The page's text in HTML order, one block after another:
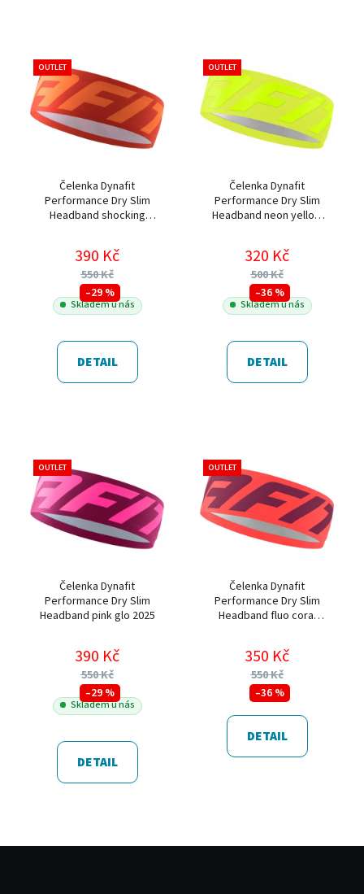
OUTLET
Čelenka Dynafit
Performance Dry Slim
Headband shocking
390 Kč
550 Kč
–29 %
Skladem u nás
DETAIL
OUTLET
Čelenka Dynafit
Performance Dry Slim
Headband neon yellow
320 Kč
500 Kč
–36 %
Skladem u nás
DETAIL
OUTLET
Čelenka Dynafit
Performance Dry Slim
Headband pink glo 2025
390 Kč
550 Kč
–29 %
Skladem u nás
DETAIL
OUTLET
Čelenka Dynafit
Performance Dry Slim
Headband fluo coral
350 Kč
550 Kč
–36 %
DETAIL